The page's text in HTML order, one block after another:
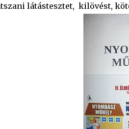
látástesztet, kilövést,